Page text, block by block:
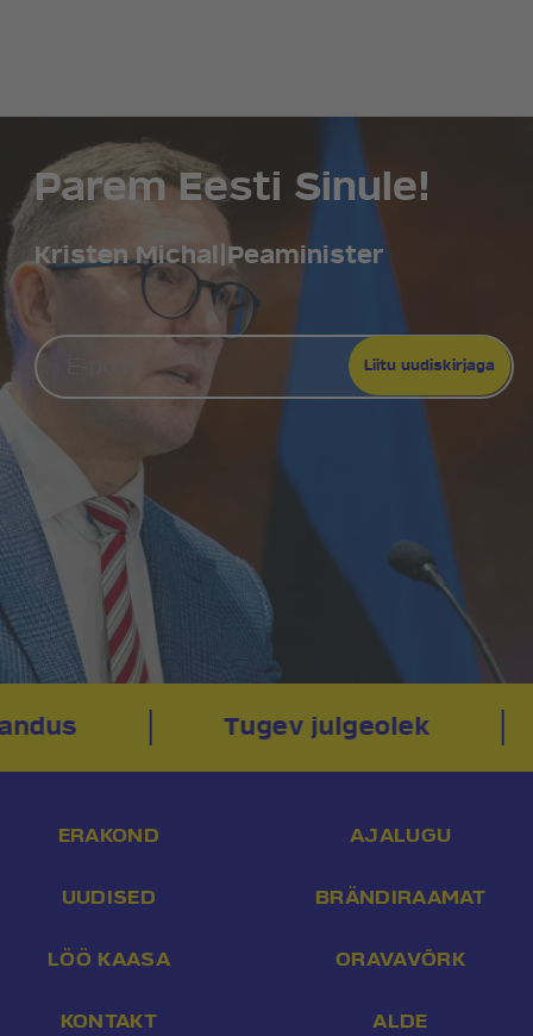
Parem Eesti Sinule!
Kristen Michal Peaminister
Tugev julgeolek
ERAKOND
UUDISED
LÖÖ KAASA
KONTAKT
AJALUGU
BRÄNDIRAAMAT
ORAVAVÕRK
ALDE